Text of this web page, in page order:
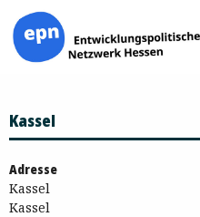
Inhalt
springen
Kassel
Adresse
Kassel
Kassel